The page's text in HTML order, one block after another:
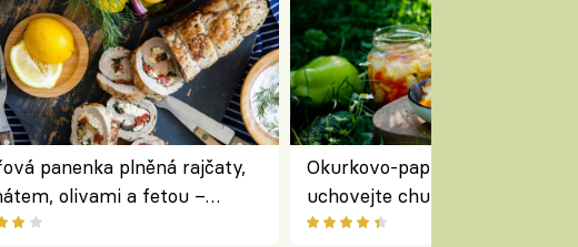
panenka plněná rajčaty,
olivami a fetou –
středomořský recept na
Okurkovo-papriková čalamáda
uchovejte chuť letní zeleniny
zimu